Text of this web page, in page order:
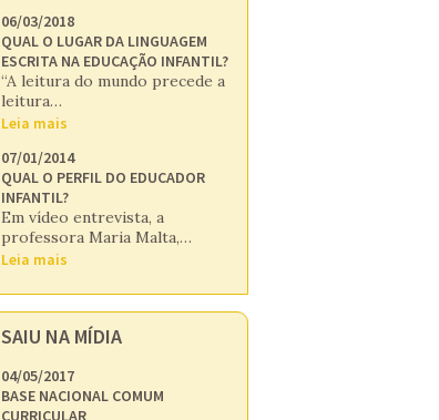
06/03/2018
QUAL O LUGAR DA LINGUAGEM
ESCRITA NA EDUCAÇÃO INFANTIL?
“A leitura do mundo precede a
leitura…
Leia mais
07/01/2014
QUAL O PERFIL DO EDUCADOR
INFANTIL?
Em vídeo entrevista, a
professora Maria Malta,…
Leia mais
SAIU NA MÍDIA
04/05/2017
BASE NACIONAL COMUM
CURRICULAR